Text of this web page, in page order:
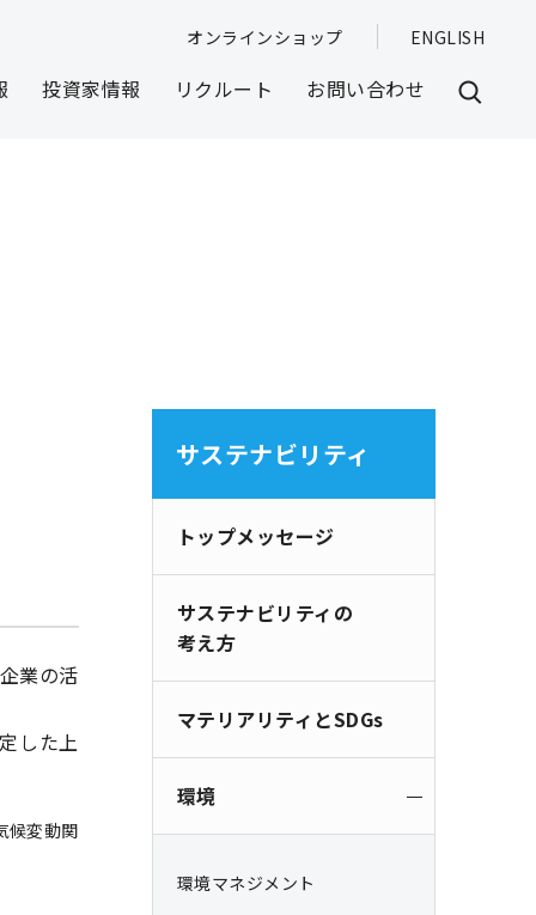
投資家情報 リクルート お問い合わせ
オンラインショップ ENGLISH
業の活
した上
候変動関
サステナビリティ
トップメッセージ
サステナビリティの
考え方
マテリアリティとSDGs
環境
環境マネジメント